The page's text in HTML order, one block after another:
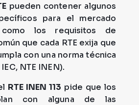
pueden contener algunos
para el mercado
como los requisitos de
que cada RTE exija que
con una norma técnica
NTE INEN).
RTE INEN 113 pide que los
con alguna de las